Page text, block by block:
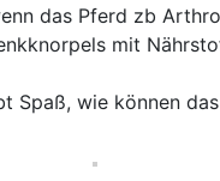
das Pferd zb
mit
Spaß, wie können